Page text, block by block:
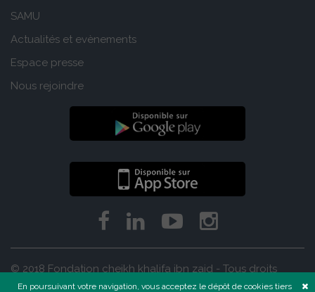
SAMU
Actualités et evènements
Espace presse
Nous rejoindre
© 2018 Fondation cheikh khalifa ibn zaid - Tous droits
réservés
En poursuivant votre navigation, vous acceptez le dépôt de cookies tiers